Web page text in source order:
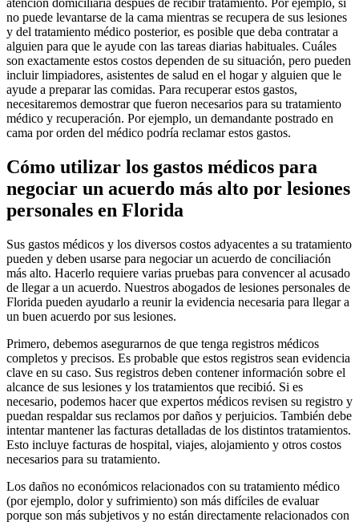
atención domiciliaria después de recibir tratamiento. Por ejemplo, si
no puede levantarse de la cama mientras se recupera de sus lesiones
y del tratamiento médico posterior, es posible que deba contratar a
alguien para que le ayude con las tareas diarias habituales. Cuáles
son exactamente estos costos dependen de su situación, pero pueden
incluir limpiadores, asistentes de salud en el hogar y alguien que le
ayude a preparar las comidas. Para recuperar estos gastos,
necesitaremos demostrar que fueron necesarios para su tratamiento
médico y recuperación. Por ejemplo, un demandante postrado en
cama por orden del médico podría reclamar estos gastos.
Cómo utilizar los gastos médicos para
negociar un acuerdo más alto por lesiones
personales en Florida
Sus gastos médicos y los diversos costos adyacentes a su tratamiento
pueden y deben usarse para negociar un acuerdo de conciliación
más alto. Hacerlo requiere varias pruebas para convencer al acusado
de llegar a un acuerdo. Nuestros abogados de lesiones personales de
Florida pueden ayudarlo a reunir la evidencia necesaria para llegar a
un buen acuerdo por sus lesiones.
Primero, debemos asegurarnos de que tenga registros médicos
completos y precisos. Es probable que estos registros sean evidencia
clave en su caso. Sus registros deben contener información sobre el
alcance de sus lesiones y los tratamientos que recibió. Si es
necesario, podemos hacer que expertos médicos revisen su registro y
puedan respaldar sus reclamos por daños y perjuicios. También debe
intentar mantener las facturas detalladas de los distintos tratamientos.
Esto incluye facturas de hospital, viajes, alojamiento y otros costos
necesarios para su tratamiento.
Los daños no económicos relacionados con su tratamiento médico
(por ejemplo, dolor y sufrimiento) son más difíciles de evaluar
porque son más subjetivos y no están directamente relacionados con